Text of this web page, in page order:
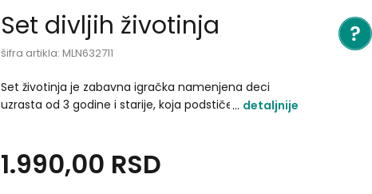
Set divljih životinja
šifra artikla: MLN632711
Set životinja je zabavna igračka namenjena deci
uzrasta od 3 godine i starije, koja podstiče maštovitu
prilikom kupovine dobija jedan nasumično odabran
set..
detaljnije
1.990,00 RSD